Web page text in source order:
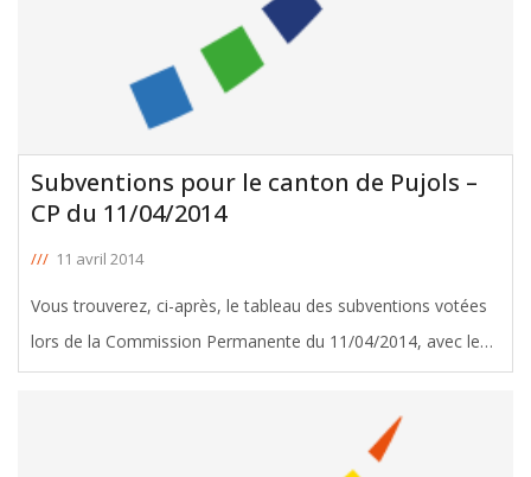
Subventions pour le canton de Pujols –
CP du 11/04/2014
/// 11 avril 2014
Vous trouverez, ci-après, le tableau des subventions votées
lors de la Commission Permanente du 11/04/2014, avec le
soutien de Liliane Poivert, Conseillère Générale de Pujols.